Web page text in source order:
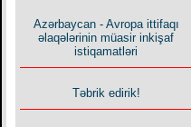
Azərbaycan - Avropa ittifaqı
əlaqələrinin müasir inkişaf
istiqamatləri
Təbrik edirik!